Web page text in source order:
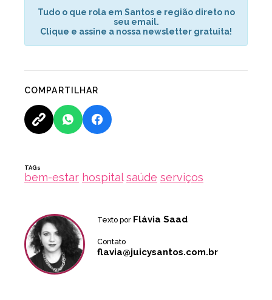
Tudo o que rola em Santos e região direto no
seu email.
Clique e assine a nossa newsletter gratuita!
COMPARTILHAR
TAGs
bem-estar hospital saúde serviços
Texto por Flávia Saad
Contato
flavia@juicysantos.com.br